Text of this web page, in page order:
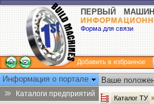
ПЕРВЫЙ
Форма для связи
Добавить в избранное
Информация о портале
Каталоги предприятий
Ваше
Каталог ТУ